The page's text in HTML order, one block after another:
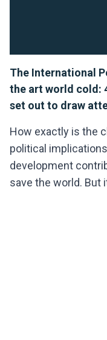
The International
the art world cold:
set out to draw
How exactly is the
political
development
save the world. But